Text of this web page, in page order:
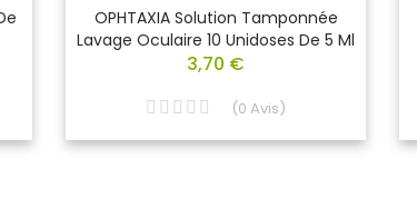
OPHTAXIA Solution Tamponnée
Lavage Oculaire 10 Unidoses De 5 Ml
3,70 €
(0 Avis)